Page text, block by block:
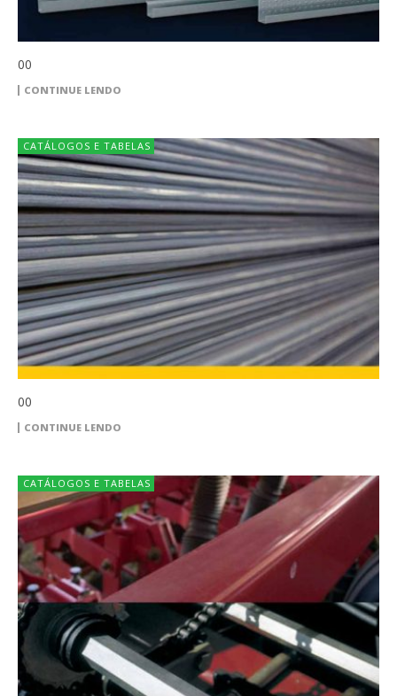
00
CONTINUE LENDO
CATÁLOGOS E TABELAS
00
CONTINUE LENDO
CATÁLOGOS E TABELAS